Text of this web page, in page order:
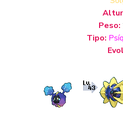
Peso:
Tipo: